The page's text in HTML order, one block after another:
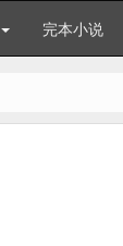
完本小说